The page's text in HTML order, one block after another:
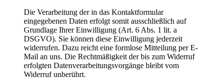
Die Verarbeitung der in das Kontaktformular
eingegebenen Daten erfolgt somit ausschließlich auf
Grundlage Ihrer Einwilligung (Art. 6 Abs. 1 lit. a
DSGVO). Sie können diese Einwilligung jederzeit
widerrufen. Dazu reicht eine formlose Mitteilung per E-
Mail an uns. Die Rechtmäßigkeit der bis zum Widerruf
erfolgten Datenverarbeitungsvorgänge bleibt vom
Widerruf unberührt.